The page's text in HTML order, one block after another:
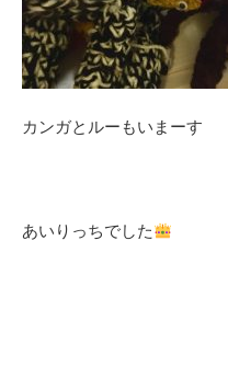
カンガとルーもいまーす
あいりっちでした